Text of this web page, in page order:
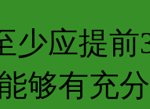
少应提
够有充